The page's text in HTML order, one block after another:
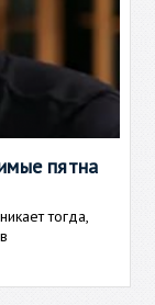
пятна
тогда,